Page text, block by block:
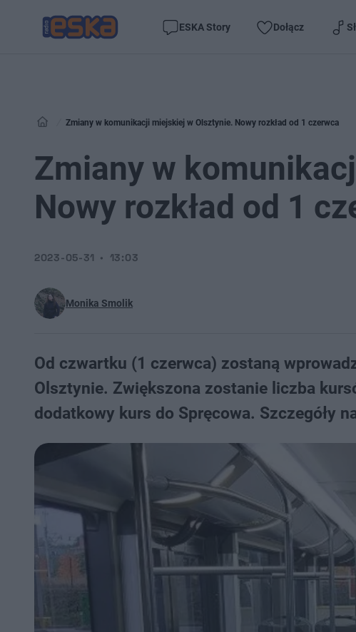
ESKA Story Dołącz
Zmiany w komunikacji miejskiej w Olsztynie. Nowy rozkład od 1 czerwca
Zmiany w
Nowy rozkład od 1
Monika Smolik
2023-05-31 13:03
Od czwartku (1 czerwca) zostaną
Olsztynie. Zwiększona zostanie liczba
dodatkowy kurs do Spręcowa. Szczegóły